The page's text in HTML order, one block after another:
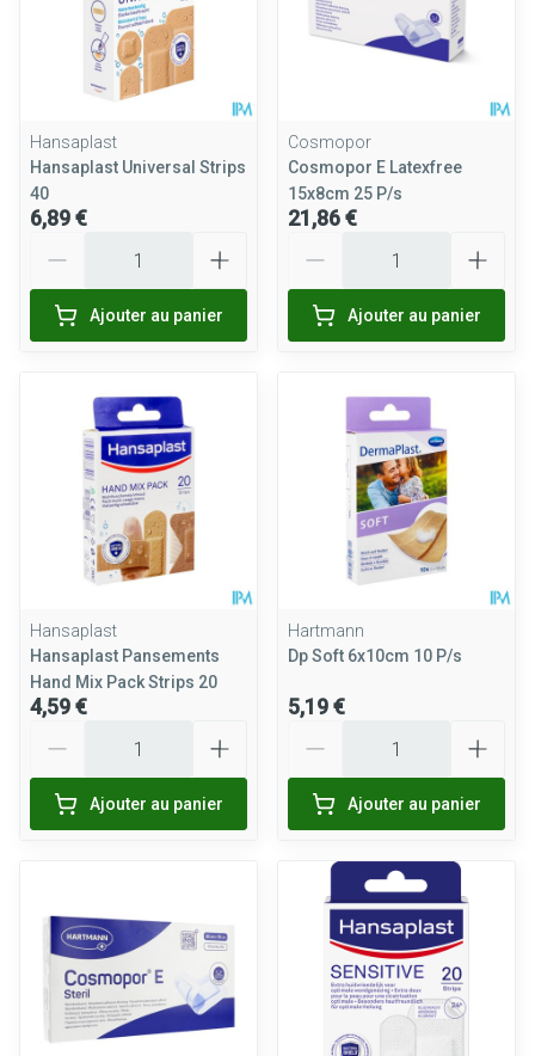
Hansaplast
Hansaplast Universal Strips
40
6,89 €
Ajouter au panier
Cosmopor
Cosmopor E Latexfree
15x8cm 25 P/s
21,86 €
Ajouter au panier
Hansaplast
Hansaplast Pansements
Hand Mix Pack Strips 20
4,59 €
Ajouter au panier
Hartmann
Dp Soft 6x10cm 10 P/s
5,19 €
Ajouter au panier